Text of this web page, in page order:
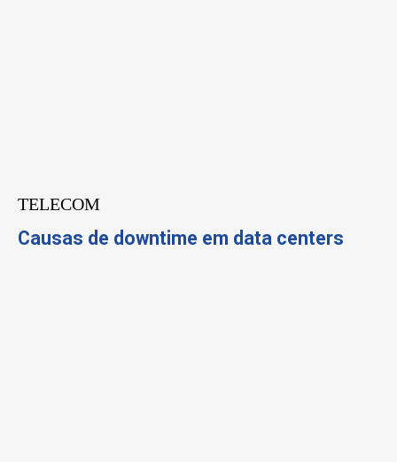
TELECOM
Causas de downtime em data centers